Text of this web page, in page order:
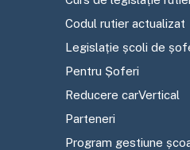
Codul rutier actualizat
Legislație școli de
Pentru Șoferi
Reducere carVertical
Parteneri
Program gestiune